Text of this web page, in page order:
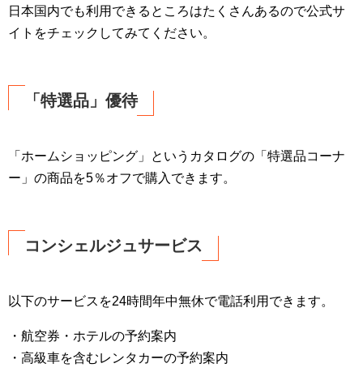
日本国内でも利用できるところはたくさんあるので公式サ
イトをチェックしてみてください。
「特選品」優待
「ホームショッピング」というカタログの「特選品コーナ
ー」の商品を5％オフで購入できます。
コンシェルジュサービス
以下のサービスを24時間年中無休で電話利用できます。
・航空券・ホテルの予約案内
・高級車を含むレンタカーの予約案内